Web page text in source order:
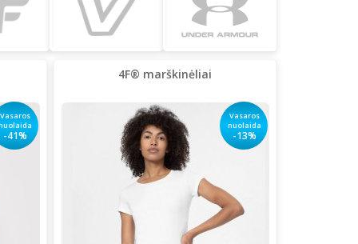
Vasaros
-41%
4F® marškinėliai
Vasaros
nuolaida
-13%